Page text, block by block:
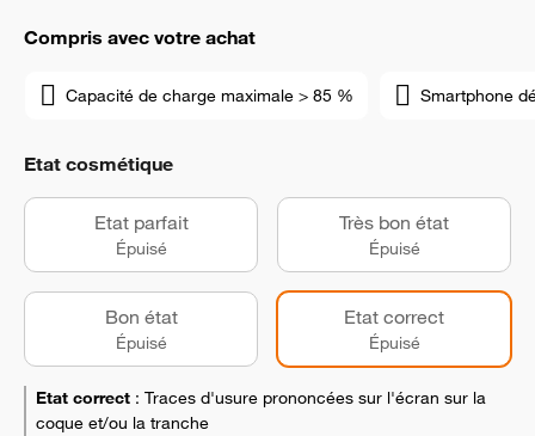
Compris avec votre achat
Capacité de charge maximale > 85 % Smartphone
Etat cosmétique
Etat parfait
Épuisé
Très bon état
Épuisé
Bon état
Épuisé
Etat correct
Épuisé
Etat correct : Traces d'usure prononcées sur l'écran sur la
coque et/ou la tranche